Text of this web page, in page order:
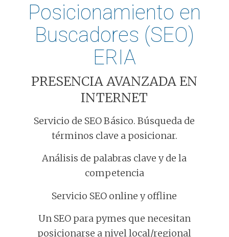
Posicionamiento en
Buscadores (SEO)
ERIA
PRESENCIA AVANZADA EN
INTERNET
Servicio de SEO Básico. Búsqueda de
términos clave a posicionar.
Análisis de palabras clave y de la
competencia
Servicio SEO online y offline
Un SEO para pymes que necesitan
posicionarse a nivel local/regional